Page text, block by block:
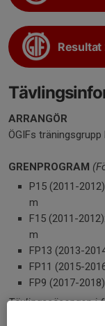
Resultat
ARRANGÖR
ÖGIFs träningsgrupp
GRENPROGRAM
P15 (2011-
m
F15 (2011-
m
FP13 (2013-
FP11 (2015-
FP9 (2017-
Tävlingssäsongen i
åldersklasserna i